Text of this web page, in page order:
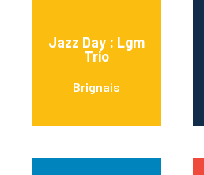
Jazz Day : Lgm
Trio
Brignais